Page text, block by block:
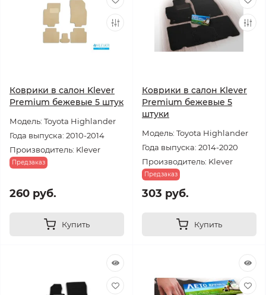
Коврики в салон Klever
Premium бежевые 5 штук
Модель: Toyota Highlander
Года выпуска: 2010-2014
Производитель: Klever
Предзаказ
260 руб.
Купить
Коврики в салон Klever
Premium бежевые 5
штуки
Модель: Toyota Highlander
Года выпуска: 2014-2020
Производитель: Klever
Предзаказ
303 руб.
Купить